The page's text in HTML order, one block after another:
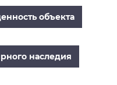
объекта
наследия